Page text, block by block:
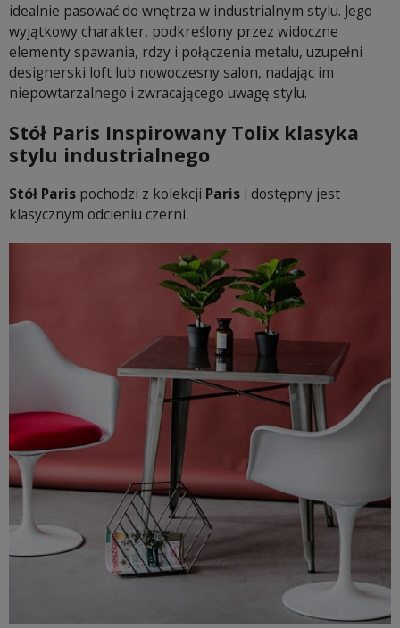
idealnie pasować do wnętrza w industrialnym stylu. Jego
wyjątkowy charakter, podkreślony przez widoczne
elementy spawania, rdzy i połączenia metalu, uzupełni
designerski loft lub nowoczesny salon, nadając im
niepowtarzalnego i zwracającego uwagę stylu.
Stół Paris Inspirowany Tolix klasyka
stylu industrialnego
Stół Paris pochodzi z kolekcji Paris i dostępny jest
klasycznym odcieniu czerni.